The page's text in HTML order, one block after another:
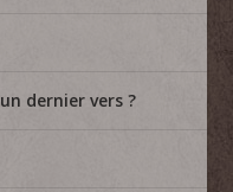
dernier vers ?